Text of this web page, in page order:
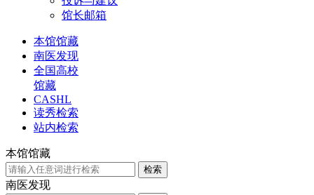
馆长邮箱
本馆馆藏
南医发现
全国高校
馆藏
CASHL
读秀检索
站内检索
本馆馆藏
检索
南医发现